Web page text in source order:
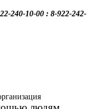
240-10-00 : 8-922-242-